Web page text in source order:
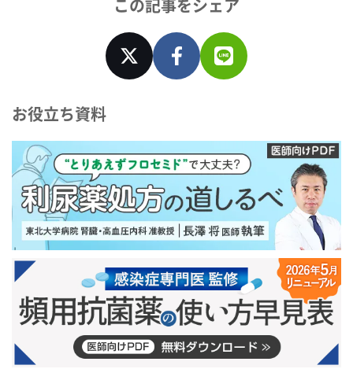
この記事をシェア
お役立ち資料